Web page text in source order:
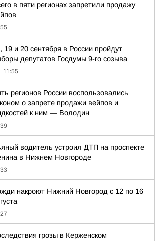
в пяти регионах запретили продажу
19 и 20 сентября в России пройдут
депутатов Госдумы 9-го созыва
11:55
регионов России воспользовались
о запрете продажи вейпов и
к ним — Володин
водитель устроил ДТП на проспекте
в Нижнем Новгороде
накроют Нижний Новгород с 12 по 16
грозы в Керженском